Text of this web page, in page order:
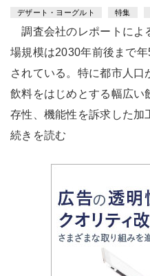
デザート・ヨーグルト 特集
調査会社のレポートによ
場規模は2030年前後まで
されている。特に都市人
飲料をはじめとする幅広い
存性、機能性を訴求した
続きを読む